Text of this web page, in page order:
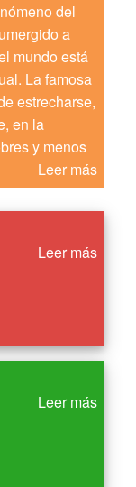
del
a
mundo está
La famosa
estrecharse,
en la
y menos
Leer más
Leer más
Leer más